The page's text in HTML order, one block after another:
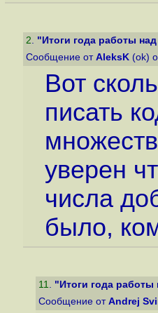
2. "Итоги года работы
Сообщение от AleksK (ok)
Вот
писать
уверен
числа
было,
11. "Итоги года работы
Сообщение от Andrej